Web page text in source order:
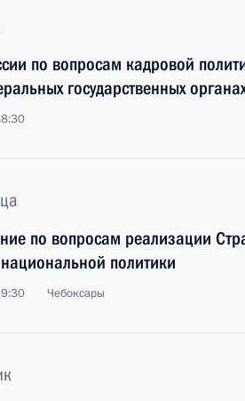
по вопросам кадровой
государственных
по вопросам реализации
политики
Чебоксары